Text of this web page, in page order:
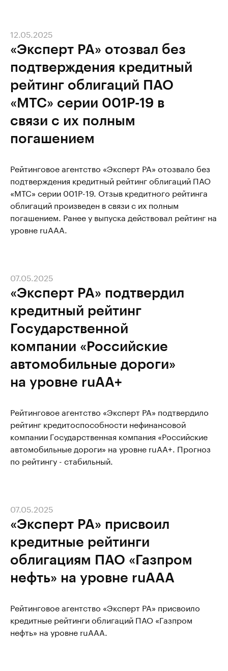
«Эксперт РА» отозвал без
подтверждения кредитный
рейтинг облигаций ПАО
«МТС» серии 001Р-19 в
связи с их полным
погашением
12.05.2025
Рейтинговое агентство «Эксперт РА» отозвало без
подтверждения кредитный рейтинг облигаций ПАО
«МТС» серии 001Р-19. Отзыв кредитного рейтинга
облигаций произведен в связи с их полным
погашением. Ранее у выпуска действовал рейтинг на
уровне ruAAA.
«Эксперт РА» подтвердил
кредитный рейтинг
Государственной
компании «Российские
автомобильные дороги»
на уровне ruAA+
07.05.2025
Рейтинговое агентство «Эксперт РА» подтвердило
рейтинг кредитоспособности нефинансовой
компании Государственная компания «Российские
автомобильные дороги» на уровне ruAA+. Прогноз
по рейтингу - стабильный.
«Эксперт РА» присвоил
кредитные рейтинги
облигациям ПАО «Газпром
нефть» на уровне ruAAA
07.05.2025
Рейтинговое агентство «Эксперт РА» присвоило
кредитные рейтинги облигаций ПАО «Газпром
нефть» на уровне ruAAA.